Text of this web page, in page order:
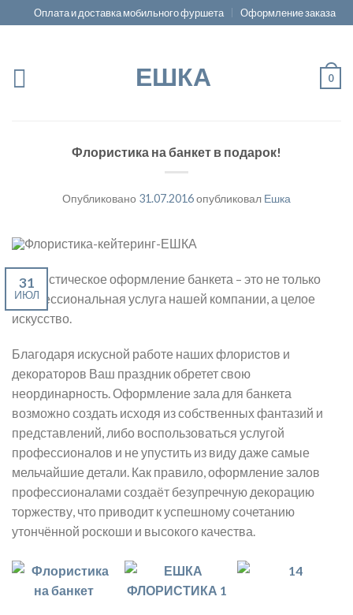
Оплата и доставка мобильного фуршета Оформление заказа
ЕШКА 0
Флористика на банкет в подарок!
Опубликовано 31.07.2016опубликовал Ешка
31
ИЮЛ
Флористическое оформление банкета – это не только
профессиональная услуга нашей компании, а целое
искусство.
Благодаря искусной работе наших флористов и
декораторов Ваш праздник обретет свою
неординарность. Оформление зала для банкета
возможно создать исходя из собственных фантазий и
представлений, либо воспользоваться услугой
профессионалов и не упустить из виду даже самые
мельчайшие детали. Как правило, оформление залов
профессионалами создаёт безупречную декорацию
торжеству, что приводит к успешному сочетанию
утончённой роскоши и высокого качества.